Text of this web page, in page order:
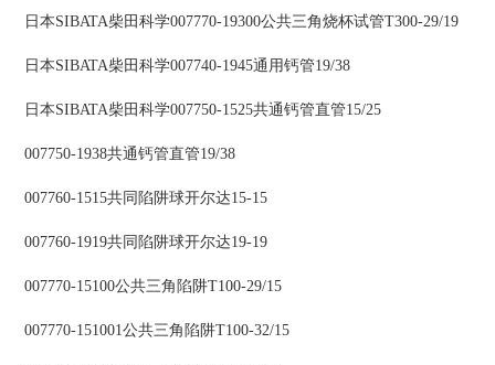
日本SIBATA柴田科学007770-19300公共三角烧杯试管T300-29/19
日本SIBATA柴田科学007740-1945通用钙管19/38
日本SIBATA柴田科学007750-1525共通钙管直管15/25
007750-1938共通钙管直管19/38
007760-1515共同陷阱球开尔达15-15
007760-1919共同陷阱球开尔达19-19
007770-15100公共三角陷阱T100-29/15
007770-151001公共三角陷阱T100-32/15